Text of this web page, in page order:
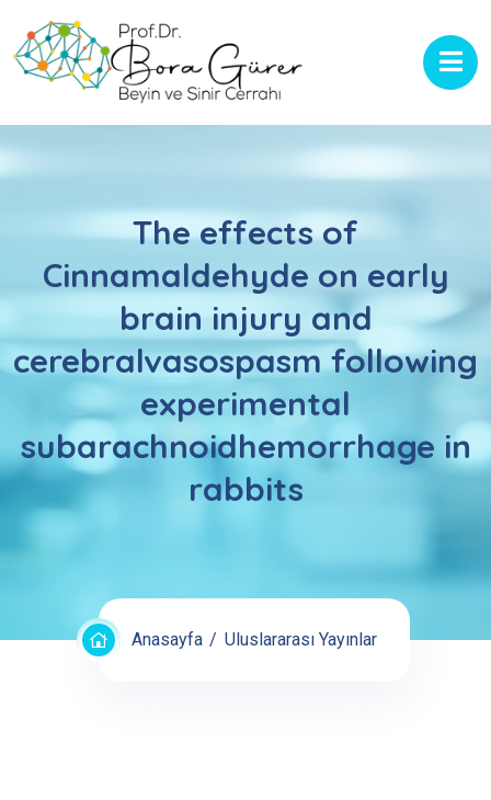
The effects of
Cinnamaldehyde on early
brain injury and
cerebralvasospasm following
experimental
subarachnoidhemorrhage in
rabbits
Anasayfa Uluslararası Yayınlar